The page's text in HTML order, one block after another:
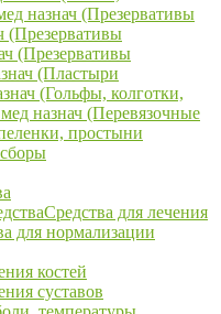
назнач (Презервативы
(Презервативы
(Презервативы
(Пластыри
(Гольфы, колготки,
назнач (Перевязочные
простыни
Средства для лечения
для нормализации
костей
суставов